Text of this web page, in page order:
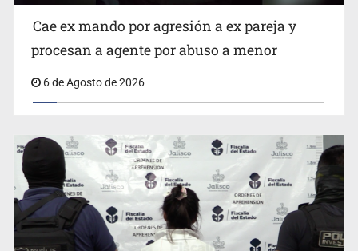
Critican inoperancia de la ASEJ para recuperar fondos
públicos
Cae ex mando por agresión a ex pareja y
procesan a agente por abuso a menor
6 de Agosto de 2026